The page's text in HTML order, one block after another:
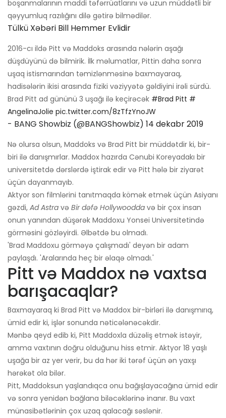
boşanmalarının maddi təfərrüatlarını və uzun müddətli bir
qəyyumluq razılığını dilə gətirə bilmədilər.
Tülkü Xəbəri Bill Hemmer Evlidir
2016-cı ildə Pitt və Maddoks arasında nələrin aşağı
düşdüyünü də bilmirik. İlk məlumatlar, Pittin daha sonra
uşaq istismarından təmizlənməsinə baxmayaraq,
hadisələrin ikisi arasında fiziki vəziyyətə gəldiyini irəli sürdü.
Brad Pitt ad gününü 3 uşağı ilə keçirəcək #Brad Pitt #
AngelinaJolie pic.twitter.com/8zTfzYnoJW
- BANG Showbiz (@BANGShowbiz) 14 dekabr 2019
Nə olursa olsun, Maddoks və Brad Pitt bir müddətdir ki, bir-
biri ilə danışmırlar. Maddox hazırda Cənubi Koreyadakı bir
universitetdə dərslərdə iştirak edir və Pitt hələ bir ziyarət
üçün dayanmayıb.
Aktyor son filmlərini tanıtmaqda kömək etmək üçün Asiyanı
gəzdi, Ad Astra və Bir dəfə Hollywoodda və bir çox insan
onun yanından düşərək Maddoxu Yonsei Universitetində
görməsini gözləyirdi. Əlbətdə bu olmadı.
'Brad Maddoxu görməyə çalışmadı' deyən bir adam
paylaşdı. 'Aralarında heç bir əlaqə olmadı.'
Pitt və Maddox nə vaxtsa
barışacaqlar?
Baxmayaraq ki Brad Pitt və Maddox bir-birləri ilə danışmırıq,
ümid edir ki, işlər sonunda nəticələnəcəkdir.
Mənbə qeyd edib ki, Pitt Maddoxla düzəliş etmək istəyir,
amma vaxtının doğru olduğunu hiss etmir. Aktyor 18 yaşlı
uşağa bir az yer verir, bu da hər iki tərəf üçün ən yaxşı
hərəkət ola bilər.
Pitt, Maddoksun yaşlandıqca onu bağışlayacağına ümid edir
və sonra yenidən bağlana biləcəklərinə inanır. Bu vaxt
münasibətlərinin çox uzaq qalacağı səslənir.